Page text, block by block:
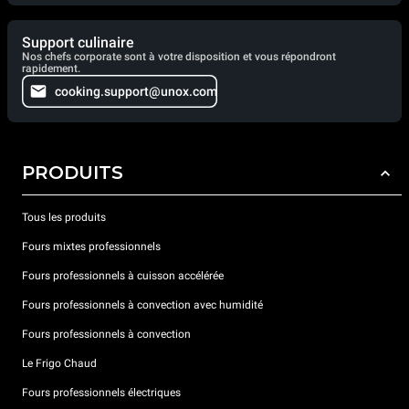
Support culinaire
Nos chefs corporate sont à votre disposition et vous répondront
rapidement.
cooking.support@unox.com
PRODUITS
Tous les produits
Fours mixtes professionnels
Fours professionnels à cuisson accélérée
Fours professionnels à convection avec humidité
Fours professionnels à convection
Le Frigo Chaud
Fours professionnels électriques